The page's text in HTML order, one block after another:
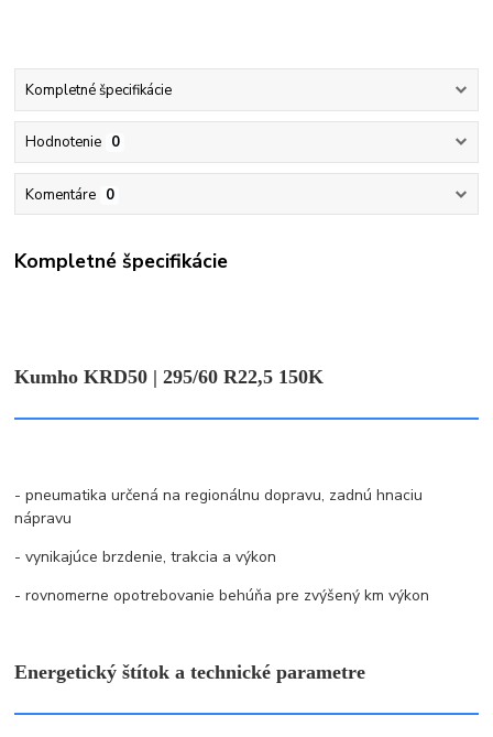
Kompletné špecifikácie
Hodnotenie 0
Komentáre 0
Kompletné špecifikácie
Kumho KRD50 | 295/60 R22,5 150K
- pneumatika určená na regionálnu dopravu, zadnú hnaciu
nápravu
- vynikajúce brzdenie, trakcia a výkon
- rovnomerne opotrebovanie behúňa pre zvýšený km výkon
Energetický štítok a technické parametre